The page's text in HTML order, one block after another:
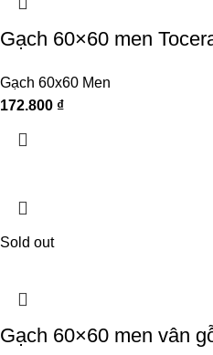
Gạch 60×60 men
Gạch 60x60 Men
172.800 ₫
Sold out
Gạch 60×60 men vân